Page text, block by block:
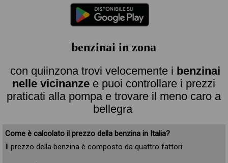
benzinai in zona
con quiinzona trovi velocemente i benzinai
nelle vicinanze e puoi controllare i prezzi
praticati alla pompa e trovare il meno caro a
bellegra
Come è calcolato il prezzo della benzina in Italia?
Il prezzo della benzina è composto da quattro fattori: